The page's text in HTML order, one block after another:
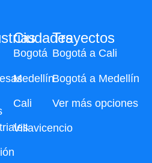
Ciudades
Bogotá
Medellín
Cali
Villavicencio
Trayectos
Bogotá a Cali
Bogotá a Medellín
Ver más opciones